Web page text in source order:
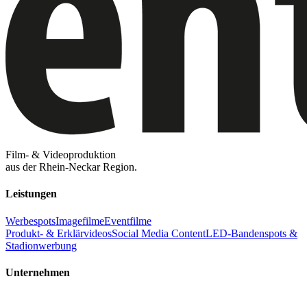
Film- & Videoproduktion
aus der Rhein-Neckar Region.
Leistungen
WerbespotsImagefilmeEventfilme
Produkt- & ErklärvideosSocial Media ContentLED-Bandenspots &
Stadionwerbung
Unternehmen